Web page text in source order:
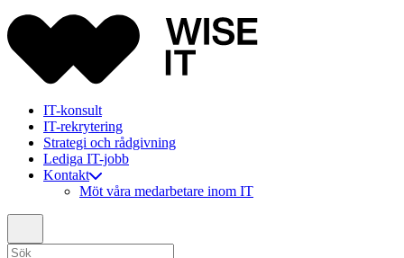
IT-konsult
IT-rekrytering
Strategi och rådgivning
Lediga IT-jobb
Kontakt
Möt våra medarbetare inom IT